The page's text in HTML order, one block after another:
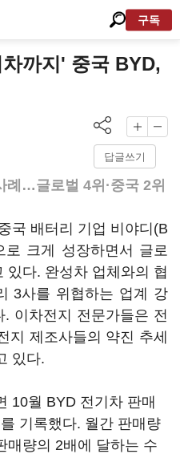
구독
까지' 중국 BYD,
답글쓰기
례…글로벌 4위·중국 2위
국 배터리 기업 비야디(B
크게 성장하면서 글로
있다. 완성차 업체와의 협
3사를 위협하는 업계 강
이차전지 전문가들은 전
지 제조사들의 약진 추세
있다.
10월 BYD 전기차 판매
기록했다. 월간 판매량
매량의 2배에 달하는 수